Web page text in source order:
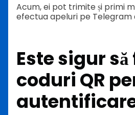
Acum, ei pot trimite și primi
efectua apeluri pe Telegram
Este sigur
coduri QR